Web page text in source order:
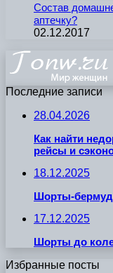
Состав
аптечку?
02.12.2017
Последние записи
28.04.2026
Как найти
рейсы и
18.12.2025
Шорты-
17.12.2025
Шорты до
Избранные посты